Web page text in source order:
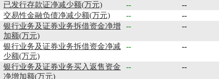
已发行存款证净减少额(万元)
--
--
交易性金融负债净减少额(万元)
--
--
银行业务及证券业务拆借资金净增
加额(万元)
-- --
银行业务及证券业务拆借资金净减
少额(万元)
-- --
银行业务及证券业务买入返售资金
净增加额(万元)
-- --